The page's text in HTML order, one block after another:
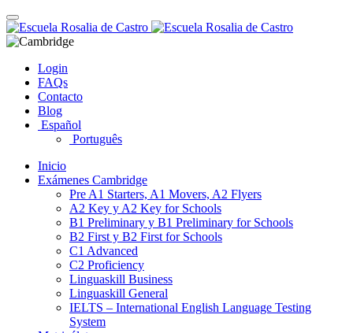
Skip
to
content
Toggle
navigation
Login
FAQs
Contacto
Blog
Español
Português
Inicio
Exámenes Cambridge
Pre A1 Starters, A1 Movers, A2 Flyers
A2 Key y A2 Key for Schools
B1 Preliminary y B1 Preliminary for Schools
B2 First y B2 First for Schools
C1 Advanced
C2 Proficiency
Linguaskill Business
Linguaskill General
IELTS – International English Language Testing
System